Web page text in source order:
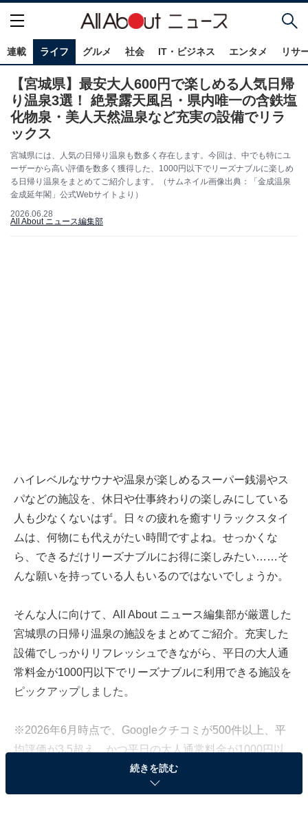
連載 ライフ グルメ 社会 IT・ビジネス エンタメ リサ
【宮城県】最安大人600円で楽しめる人気日帰
り温泉3選！ 絶景露天風呂・県内唯一の含鉄塩
化物泉・美人天然温泉など充実の設備でリラ
ックス
宮城県には、人気の日帰り温泉も数多く存在します。今回は、中でも特にユ
ーザーから高い評価を数多く獲得した、1000円以下でリーズナブルに楽しめ
る日帰り温泉をまとめてご紹介します。（サムネイル画像出典：「金成温泉
金成延年閣」公式Webサイトより）
2026.06.28
All About ニュース編集部
ハイレベルなサウナや温泉が楽しめるスーパー銭湯やス
パなどの施設を、休日や仕事終わりの楽しみにしている
人も少なくないはず。日々の疲れを癒すリラックスタイ
ムは、何物にも代えがたい時間ですよね。せっかくな
ら、できるだけリーズナブルにお得に楽しみたい……そ
んな願いを持っている人もいるのではないでしょうか。
そんな人に向けて、All About ニュース編集部が厳選した
宮城県の日帰り温泉の施設をまとめてご紹介。充実した
設備でしっかりリフレッシュできながら、平日の大人通
常料金が1000円以下でリーズナブルに利用できる施設を
ピックアップしました。
※2026年6月時点で、Googleクチコミが500件以上、平
均評価が3.5超え、かつ平日の大人通常料金が1000円以
下の日帰り温泉をピックアップしています
続きを読む